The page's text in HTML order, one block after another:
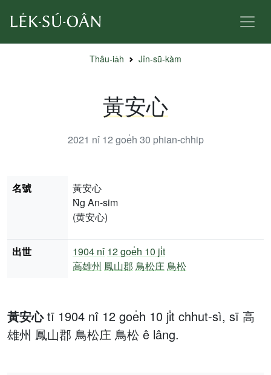
Thâu-ia̍h Jîn-sū-kàm
黃安心
2021 nî 12 goe̍h 30 phian-chhip
黃安心tī 1904 nî 12 goe̍h 10 ji̍t chhut-sì, sī 高
雄州 鳳山郡 鳥松庄 鳥松 ê lâng.
名號
黃安心
N̂g An-sim
(黄安心)
出世 1904 nî 12 goe̍h 10 ji̍t
高雄州 鳳山郡 鳥松庄鳥松